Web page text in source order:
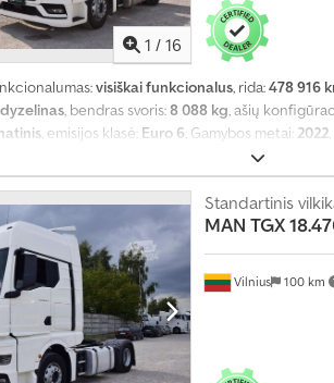
1 / 16
visiškai funkcionalus, rida:478 916
dyzelinas, bendras svoris:8 088 kg, ašių
, emisijos klasė: Euro 6, Gamybos metai: 2022
pilna techninės priežiūros
stogu GX Akumuliatorius, 12 V, 230 Ah, 2 vnt.,
AG) galia, 2400 Nm sukimo momentas, Euro
sistema (EBA) Vairuotojo patogumas Oro
spyruokle, su juosmens atrama ir pečių
viršus, su grotelėmis atrama Dviaukštė,
(naktinis šildytuvas) Šaldytuvas ir stalčius, 1
VDO 4.1 išmanusis tachografas, 2 versija -
Goodyear 315/70R22.5 KMAX S G2
G2 Drive-Short haul TL Crsdpjzrgd Defx Akqsf
Vilnius 100 km
Standartinis
MAN TGX